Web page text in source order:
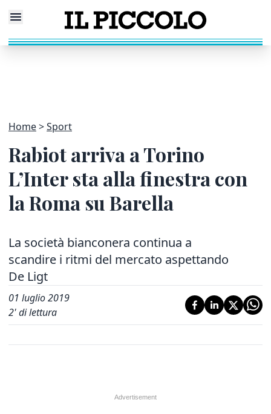
Home Sport
Rabiot arriva a Torino
L’Inter sta alla finestra con
la Roma su Barella
La società bianconera continua a
scandire i ritmi del mercato aspettando
De Ligt
01 luglio 2019
2' di lettura